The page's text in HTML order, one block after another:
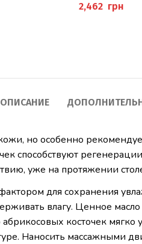
грн
ОПИСАНИЕ
но особенно
способствуют
уже на протяжении
фактором для сохранения
влагу. Ценное
косточек
Наносить массажными